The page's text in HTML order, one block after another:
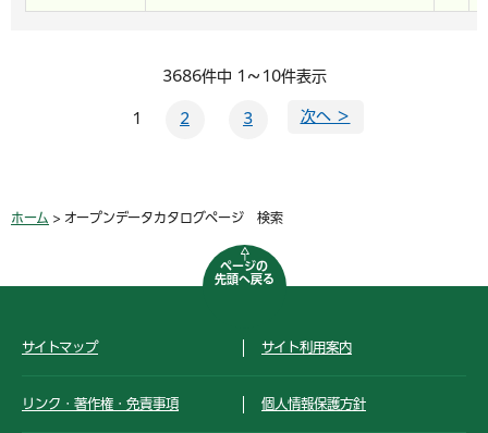
3686件中 1～10件表示
1 2 3 次へ ＞
ホーム > オープンデータカタログページ 検索
ページの
先頭へ戻る
サイトマップ サイト利用案内
リンク・著作権・免責事項 個人情報保護方針